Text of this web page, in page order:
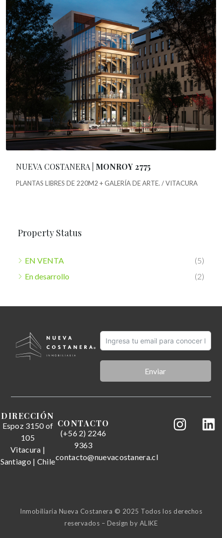
NUEVA COSTANERA | MONROY 2775
PLANTAS LIBRES DE 220M2 + GALERÍA DE ARTE. / VITACURA
Property Status
EN VENTA
(5)
En desarrollo
(2)
Enviar
DIRECCIÓN
Espoz 3150 of
105
Vitacura |
Santiago | Chile
CONTACTO
(+56 2) 2246
9363
contacto@nuevacostanera.cl
Inmobiliaria Nueva Costanera © 2025 Todos los derechos
reservados – Design by ALIKE